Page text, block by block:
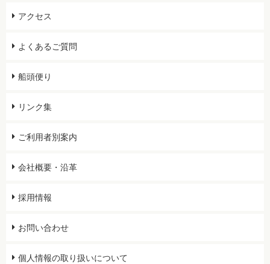
アクセス
よくあるご質問
船頭便り
リンク集
ご利用者別案内
会社概要・沿革
採用情報
お問い合わせ
個人情報の取り扱いについて